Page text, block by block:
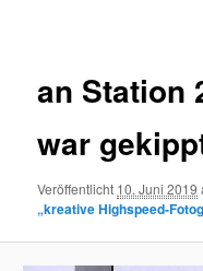
an Station
war
Veröffentlicht 10. Juni 2019
„kreative Highspeed-